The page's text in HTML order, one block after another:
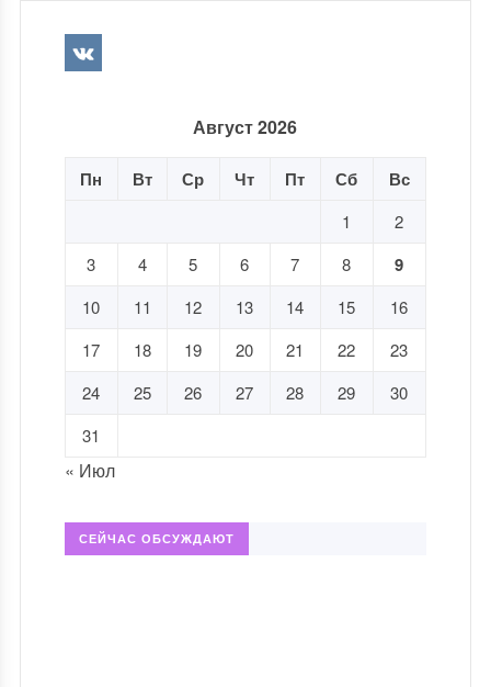
Август 2026
Пн Вт Ср Чт Пт Сб Вс
1
2
3
4 5 6 7 8 9
10 11 12 13 14 15
16
17
18 19 20 21 22
23
24
25 26 27 28 29
30
31
« Июл
СЕЙЧАС ОБСУЖДАЮТ